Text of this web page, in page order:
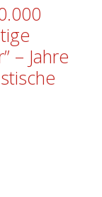
– Jahre